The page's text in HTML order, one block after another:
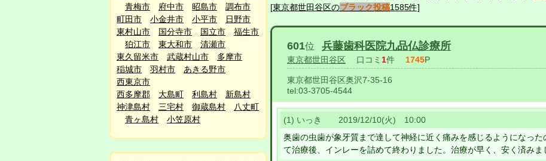
青梅市
府中市 昭島市
調布市
町田市
小金井市 小平市
日野市
東村山市
国分寺市 国立市
福生市
狛江市
東大和市
清瀬市
東久留米市
武蔵村山市
多摩市
稲城市
羽村市
あきる野市
西東京市
西多摩郡
大島町 利島村
新島村
神津島村
三宅村 御蔵島村
八丈町
青ヶ島村
小笠原村
[東京都世田谷区のブラック投稿1585件]
601位 兵藤歯科医院九品仏診療所
東京都世田谷区 口コミ 1件 1745P
東京都世田谷区奥沢7-35-16
tel:03-3705-4544
(1) いっき 2019/12/10(火) 10:00
奥歯の虫歯が象牙質まで達して神経に近く痛みを感じるようになっ
て治療後、インレーを詰めて終わりました。治療が早く、安く済みま